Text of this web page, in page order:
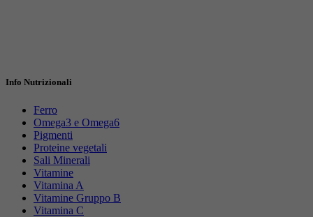
Info Nutrizionali
Ferro
Omega3 e Omega6
Pigmenti
Proteine vegetali
Sali Minerali
Vitamine
Vitamina A
Vitamine Gruppo B
Vitamina C